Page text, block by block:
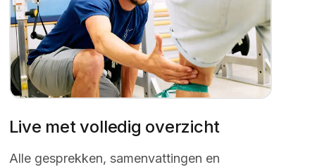
Live met volledig overzicht
Alle gesprekken, samenvattingen en